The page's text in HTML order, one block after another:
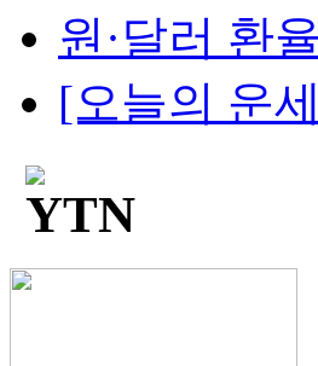
원·달러 환
[오늘의 운